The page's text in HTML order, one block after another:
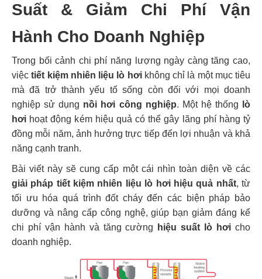
Suất & Giảm Chi Phí Vận
Hành Cho Doanh Nghiệp
Trong bối cảnh chi phí năng lượng ngày càng tăng cao,
việctiết kiệm nhiên liệu lò hơikhông chỉ là một mục tiêu
mà đã trở thành yếu tố sống còn đối với mọi doanh
nghiệp sử dụng nồi hơi công nghiệp. Một hệ thống
lò
hơi hoạt động kém hiệu quả có thể gây lãng phí hàng tỷ
đồng mỗi năm, ảnh hưởng trực tiếp đến lợi nhuận và khả
năng cạnh tranh.
Bài viết này sẽ cung cấp một cái nhìn toàn diện về các
giải pháp tiết kiệm nhiên liệu lò hơi hiệu quả nhất, từ
tối ưu hóa quá trình đốt cháy đến các biện pháp bảo
dưỡng và nâng cấp công nghệ, giúp bạn giảm đáng kể
chi phí vận hành và tăng cường
hiệu suất lò hơi cho
doanh nghiệp.